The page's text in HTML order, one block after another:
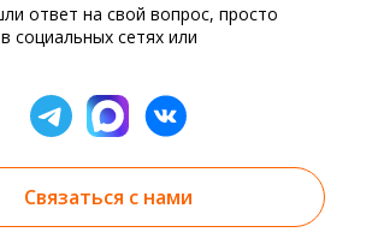
ответ на свой вопрос, просто
социальных сетях или
Связаться с нами